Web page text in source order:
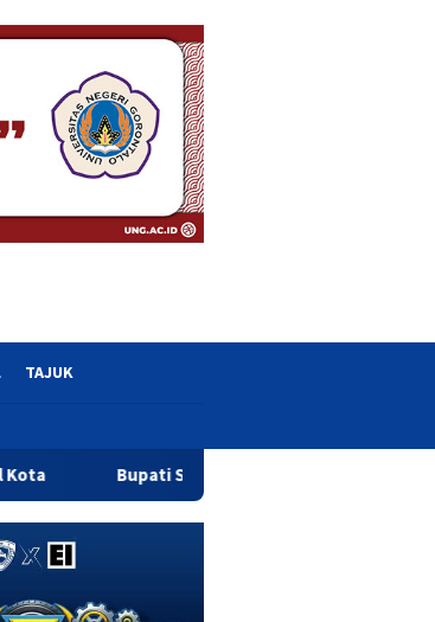
TAJUK
Sofyan Teken MoU Isbat dan Pendaftaran